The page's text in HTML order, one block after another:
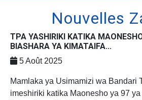
Nouvelles
TPA YASHIRIKI KATIKA
BIASHARA YA KIMATAIFA...
5 Août 2025
Mamlaka ya Usimamizi wa Bandari
imeshiriki katika Maonesho ya 97